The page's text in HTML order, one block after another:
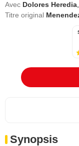
Avec Dolores Heredia
Titre original
Synopsis